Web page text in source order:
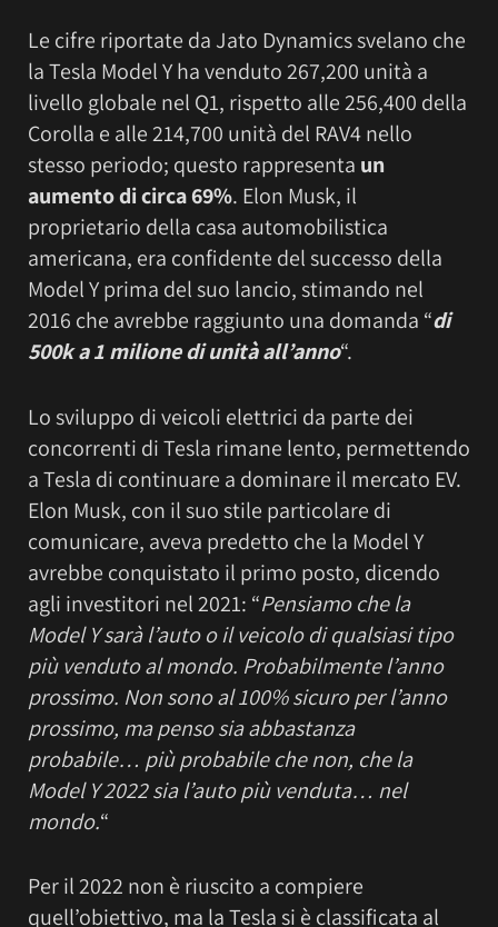
Le cifre riportate da Jato Dynamics svelano che
la Tesla Model Y ha venduto 267,200 unità a
livello globale nel Q1, rispetto alle 256,400 della
Corolla e alle 214,700 unità del RAV4 nello
stesso periodo; questo rappresenta un
aumento di circa 69%. Elon Musk, il
proprietario della casa automobilistica
americana, era confidente del successo della
Model Y prima del suo lancio, stimando nel
2016 che avrebbe raggiunto una domanda “di
500k a 1 milione di unità all’anno“.
Lo sviluppo di veicoli elettrici da parte dei
concorrenti di Tesla rimane lento, permettendo
a Tesla di continuare a dominare il mercato EV.
Elon Musk, con il suo stile particolare di
comunicare, aveva predetto che la Model Y
avrebbe conquistato il primo posto, dicendo
agli investitori nel 2021: “Pensiamo che la
Model Y sarà l’auto o il veicolo di qualsiasi tipo
più venduto al mondo. Probabilmente l’anno
prossimo. Non sono al 100% sicuro per l’anno
prossimo, ma penso sia abbastanza
probabile… più probabile che non, che la
Model Y 2022 sia l’auto più venduta… nel
mondo.“
Per il 2022 non è riuscito a compiere
quell’obiettivo, ma la Tesla si è classificata al